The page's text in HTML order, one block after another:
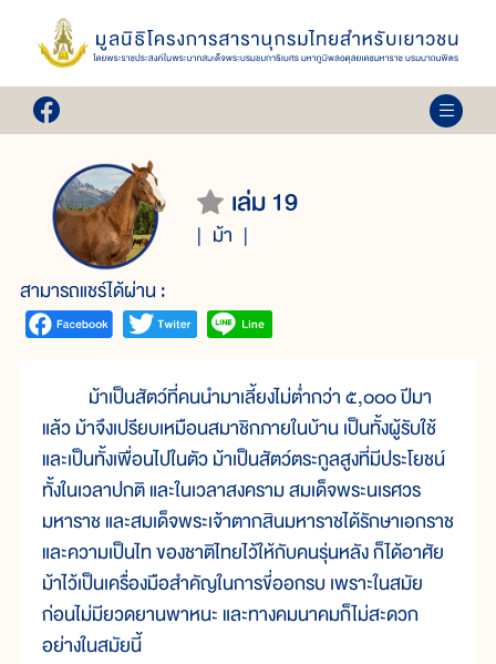
เล่ม 19
ม้า
สามารถแชร์ได้ผ่าน :
ม้าเป็นสัตว์ที่คนนำมาเลี้ยงไม่ต่ำกว่า ๕,๐๐๐ ปีมา
แล้ว ม้าจึงเปรียบเหมือนสมาชิกภายในบ้าน เป็นทั้งผู้รับใช้
และเป็นทั้งเพื่อนไปในตัว ม้าเป็นสัตว์ตระกูลสูงที่มีประโยชน์
ทั้งในเวลาปกติ และในเวลาสงคราม สมเด็จพระนเรศวร
มหาราช และสมเด็จพระเจ้าตากสินมหาราชได้รักษาเอกราช
และความเป็นไท ของชาติไทยไว้ให้กับคนรุ่นหลัง ก็ได้อาศัย
ม้าไว้เป็นเครื่องมือสำคัญในการขี่ออกรบ เพราะในสมัย
ก่อนไม่มียวดยานพาหนะ และทางคมนาคมก็ไม่สะดวก
อย่างในสมัยนี้